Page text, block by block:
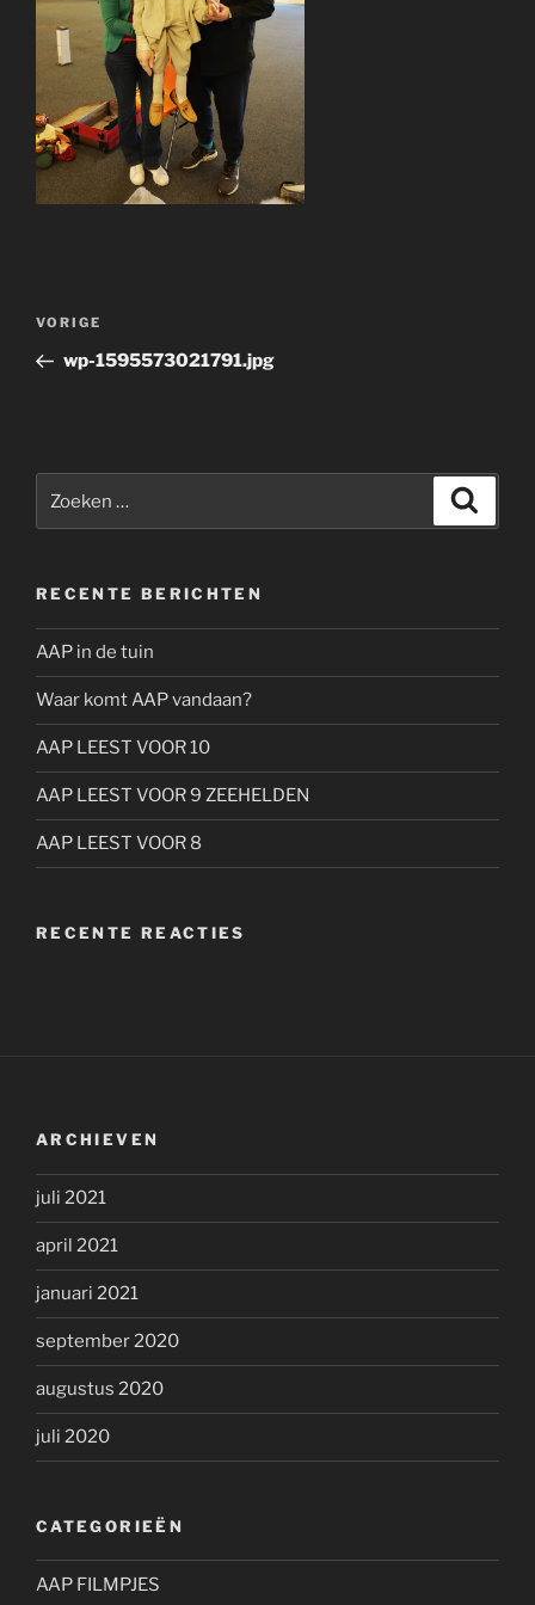
Bericht
Vorig
bericht
VORIGE
wp-1595573021791.jpg
RECENTE BERICHTEN
AAP in de tuin
Waar komt AAP vandaan?
AAP LEEST VOOR 10
AAP LEEST VOOR 9 ZEEHELDEN
AAP LEEST VOOR 8
RECENTE REACTIES
ARCHIEVEN
juli 2021
april 2021
januari 2021
september 2020
augustus 2020
juli 2020
CATEGORIEËN
AAP FILMPJES